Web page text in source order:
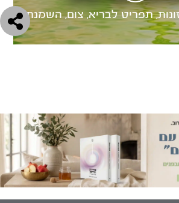
מזונות, תפריט לבריא, צום, השמנת